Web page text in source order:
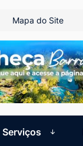
Mapa do Site
Serviços